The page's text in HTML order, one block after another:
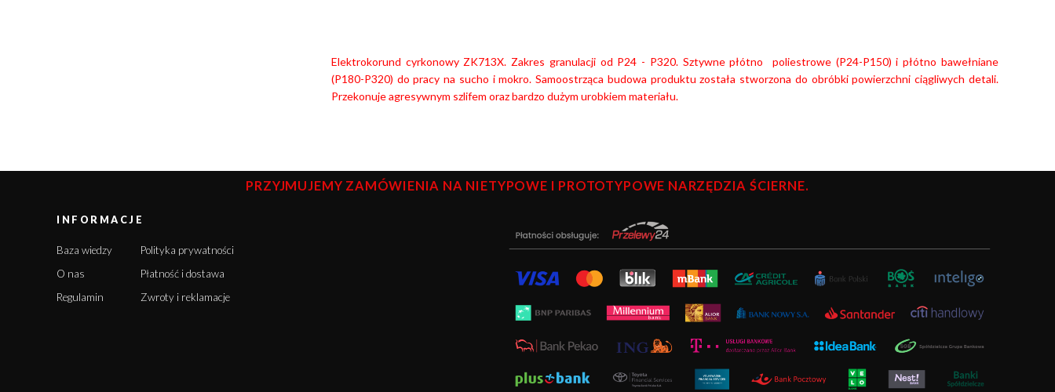
Elektrokorund cyrkonowy ZK713X. Zakres granulacji od P24 - P320. Sztywne płótno poliestrowe (P24-P150) i płótno bawełniane
(P180-P320) do pracy na sucho i mokro. Samoostrząca budowa produktu została stworzona do obróbki powierzchni ciągliwych detali.
Przekonuje agresywnym szlifem oraz bardzo dużym urobkiem materiału.
PRZYJMUJEMY ZAMÓWIENIA NA NIETYPOWE I PROTOTYPOWE NARZĘDZIA ŚCIERNE.
INFORMACJE
Baza wiedzy
O nas
Regulamin
Polityka prywatności
Płatność i dostawa
Zwroty i reklamacje